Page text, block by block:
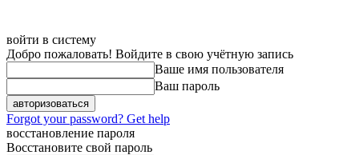
войти в систему
Добро пожаловать! Войдите в свою учётную запись
Ваше имя пользователя
Ваш пароль
Forgot your password? Get help
восстановление пароля
Восстановите свой пароль